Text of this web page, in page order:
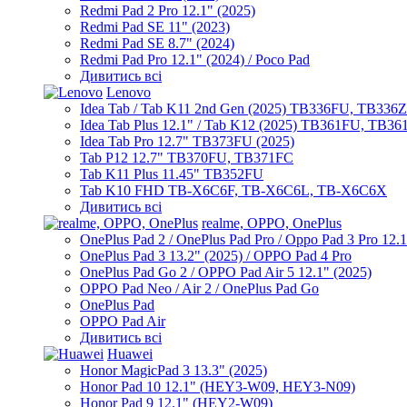
Redmi Pad 2 Pro 12.1" (2025)
Redmi Pad SE 11" (2023)
Redmi Pad SE 8.7" (2024)
Redmi Pad Pro 12.1" (2024) / Poco Pad
Дивитись всі
Lenovo
Idea Tab / Tab K11 2nd Gen (2025) TB336FU,
Idea Tab Plus 12.1" / Tab K12 (2025) TB361FU,
Idea Tab Pro 12.7" TB373FU (2025)
Tab P12 12.7" TB370FU, TB371FC
Tab K11 Plus 11.45" TB352FU
Tab K10 FHD TB-X6C6F, TB-X6C6L, TB-X6C6X
Дивитись всі
realme, OPPO, OnePlus
OnePlus Pad 2 / OnePlus Pad Pro / Oppo Pad 3 Pro
OnePlus Pad 3 13.2" (2025) / OPPO Pad 4 Pro
OnePlus Pad Go 2 / OPPO Pad Air 5 12.1" (2025)
OPPO Pad Neo / Air 2 / OnePlus Pad Go
OnePlus Pad
OPPO Pad Air
Дивитись всі
Huawei
Honor MagicPad 3 13.3" (2025)
Honor Pad 10 12.1" (HEY3-W09, HEY3-N09)
Honor Pad 9 12.1" (HEY2-W09)